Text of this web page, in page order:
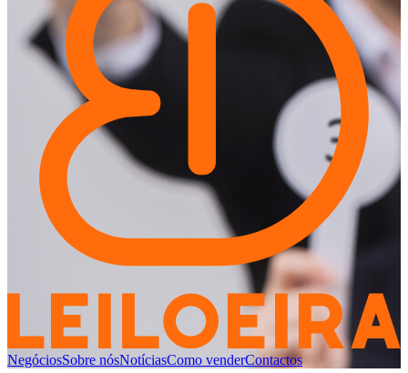
NegóciosSobre nósNotíciasComo venderContactos